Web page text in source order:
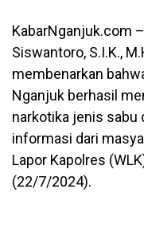
KabarNganjuk.com
Siswantoro, S.I.K.,
membenarkan
Nganjuk berhasil
narkotika jenis sabu
informasi dari
Lapor Kapolres
(22/7/2024).